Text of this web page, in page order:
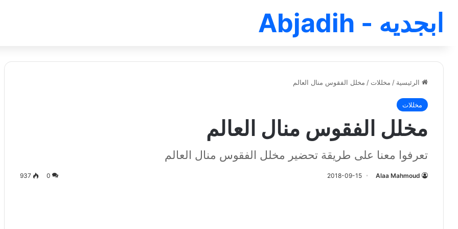
ابجديه - Abjadih
الرئيسية / مخللات / مخلل الفقوس منال العالم
مخللات
مخلل الفقوس منال العالم
تعرفوا معنا على طريقة تحضير مخلل الفقوس منال العالم
Alaa Mahmoud
2018-09-15
0
937